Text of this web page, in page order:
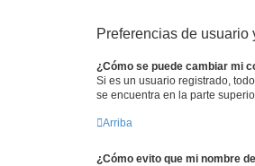
Preferencias de usuario
¿Cómo se puede cambiar mi
Si es un usuario registrado,
se encuentra en la parte
Arriba
¿Cómo evito que mi nombre